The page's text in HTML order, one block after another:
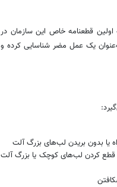
طولانی‌مدت سازمان ملل برای پایان دادن به این عمل در سال ۲۰۱۲ به اولین قطعنامه خاص این سازمان در
ختنه را به‌عنوان یک عمل مضر شناسایی کرده و
یا بدون بریدن لب‌های بزرگ آلت
قطع کردن لب‌های کوچک یا بزرگ آلت